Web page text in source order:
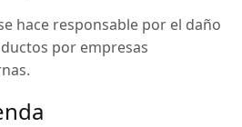
hace responsable por el daño
por empresas